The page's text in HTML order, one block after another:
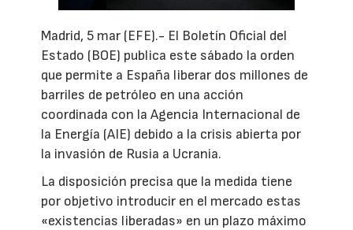
Madrid, 5 mar (EFE).- El Boletín Oficial del
Estado (BOE) publica este sábado la orden
que permite a España liberar dos millones de
barriles de petróleo en una acción
coordinada con la Agencia Internacional de
la Energía (AIE) debido a la crisis abierta por
la invasión de Rusia a Ucrania.
La disposición precisa que la medida tiene
por objetivo introducir en el mercado estas
«existencias liberadas» en un plazo máximo